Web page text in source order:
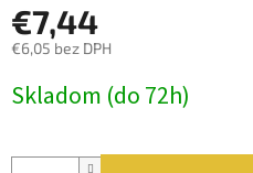
€7,44
€6,05 bez DPH
cena:
Skladom (do 72h)